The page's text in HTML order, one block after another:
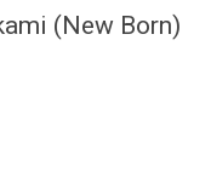
(New Born)